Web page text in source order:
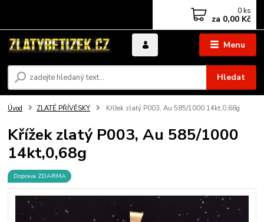
Menu
Hledat
0 ks
za 0,00 Kč
Úvod ZLATÉ PŘÍVĚSKY Křížek zlatý P003, Au 585/1000 14kt,0,68g
Křížek zlatý P003, Au 585/1000
14kt,0,68g
Doprava ZDARMA